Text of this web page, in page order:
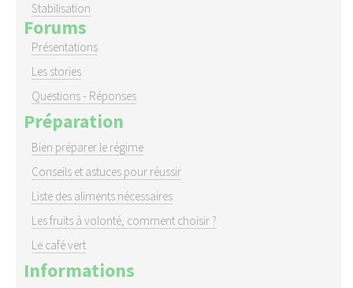
Stabilisation
Forums
Présentations
Les stories
Questions - Réponses
Préparation
Bien préparer le régime
Conseils et astuces pour réussir
Liste des aliments nécessaires
Les fruits à volonté, comment choisir ?
Le café vert
Informations